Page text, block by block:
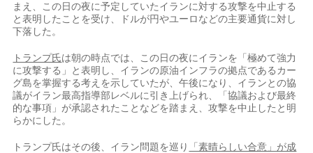
まえ、この日の夜に予定していたイランに対する攻撃を中止​する
と表明したことを受け、ドルが円やユーロなどの主要通貨に対し
下落した。
トラ‌ンプ氏は朝の時点では、この日の夜にイランを「極めて強力
に攻撃する」と表明し、イランの原油インフラの拠点であるカー
グ島を掌握する考えを示していたが、午後になり、イランとの協
議がイラン最高指導部レベルに​引き上げられ、「協議および最終
的な事項」が承認されたことなどを踏まえ、攻撃を中止した​と明
らかにした。
トランプ氏はその後、イラン問題を巡り
「素晴らしい⁠合意」が成